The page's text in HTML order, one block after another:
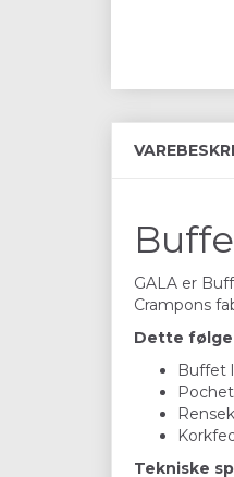
GALA er
Crampons
Dette
Buffet
Tekniske